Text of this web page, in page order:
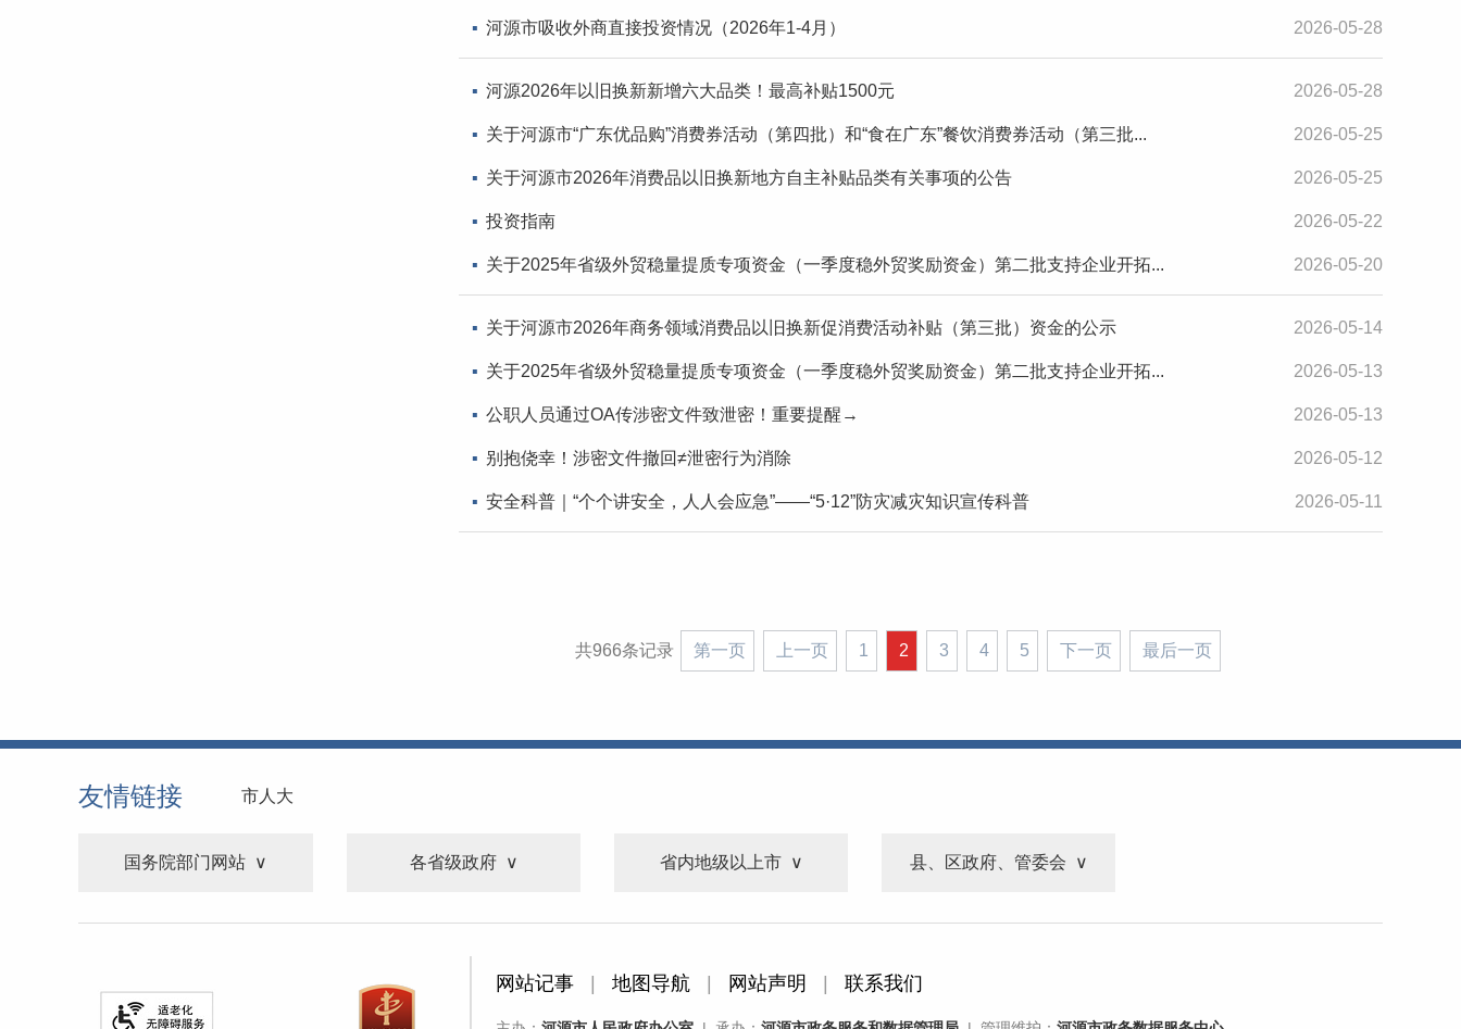
2026-05-28
河源市吸收外商直接投资情况（2026年1-4月）
2026-05-28
河源2026年以旧换新新增六大品类！最高补贴1500元
2026-05-25
关于河源市“广东优品购”消费券活动（第四批）和“食在广东”餐饮消费券活动（第三批...
2026-05-25
关于河源市2026年消费品以旧换新地方自主补贴品类有关事项的公告
2026-05-22
投资指南
2026-05-20
关于2025年省级外贸稳量提质专项资金（一季度稳外贸奖励资金）第二批支持企业开拓...
2026-05-14
关于河源市2026年商务领域消费品以旧换新促消费活动补贴（第三批）资金的公示
2026-05-13
关于2025年省级外贸稳量提质专项资金（一季度稳外贸奖励资金）第二批支持企业开拓...
2026-05-13
公职人员通过OA传涉密文件致泄密！重要提醒→
2026-05-12
别抱侥幸！涉密文件撤回≠泄密行为消除
2026-05-11
安全科普｜“个个讲安全，人人会应急”——“5·12”防灾减灾知识宣传科普
共966条记录 第一页 上一页 1 2 3 4 5 下一页 最后一页
友情链接 市人大
国务院部门网站 各省级政府 省内地级以上市 县、区政府、管委会
网站记事 地图导航 网站声明 联系我们